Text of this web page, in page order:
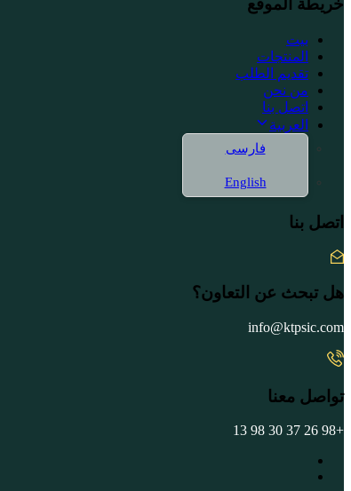
خريطة الموقع
بيت
المنتجات
تقديم الطلب
من نحن
اتصل بنا
العربية
فارسی
English
اتصل بنا
هل تبحث عن التعاون؟
info@ktpsic.com
تواصل معنا
+98 26 37 30 98 13